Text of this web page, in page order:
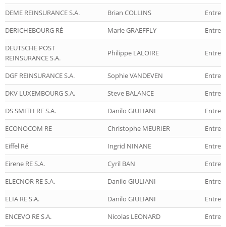
DEME REINSURANCE S.A.
Brian COLLINS
DERICHEBOURG RÉ
Marie GRAEFFLY
DEUTSCHE POST
REINSURANCE S.A.
Philippe LALOIRE
DGF REINSURANCE S.A. Sophie VANDEVEN
DKV LUXEMBOURG S.A.
Steve BALANCE
DS SMITH RE S.A.
Danilo GIULIANI
ECONOCOM RE
Christophe MEURIER
Eiffel Ré
Ingrid NINANE
Eirene RE S.A.
Cyril BAN
ELECNOR RE S.A.
Danilo GIULIANI
ELIA RE S.A.
Danilo GIULIANI
ENCEVO RE S.A.
Nicolas LEONARD